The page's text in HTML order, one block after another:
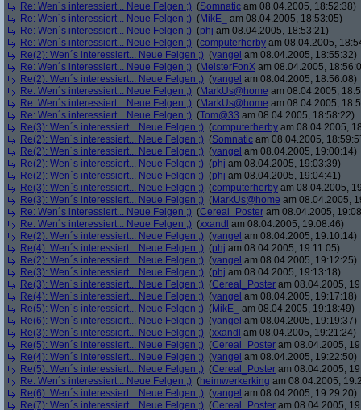
Re: Wen´s interessiert... Neue Felgen ;) (Somnatic am 08.04.2005, 18:52:38)
Re: Wen´s interessiert... Neue Felgen ;) (MikE_
am 08.04.2005, 18:53:05)
Re: Wen´s interessiert... Neue Felgen ;) (phj am 08.04.2005, 18:53:21)
Re: Wen´s interessiert... Neue Felgen ;) (computerherby am 08.04.2005,
Re(2): Wen´s interessiert... Neue Felgen ;) (yangel am 08.04.2005, 18:55:32)
Re: Wen´s interessiert... Neue Felgen ;) (MeisterFonX am 08.04.2005,
Re(2): Wen´s interessiert... Neue Felgen ;) (yangel am 08.04.2005, 18:56:08)
Re: Wen´s interessiert... Neue Felgen ;) (MarkUs@home am 08.04.2005,
Re: Wen´s interessiert... Neue Felgen ;) (MarkUs@home am 08.04.2005,
Re: Wen´s interessiert... Neue Felgen ;) (Tom@33 am 08.04.2005, 18:58:22)
Re(3): Wen´s interessiert... Neue Felgen ;) (computerherby am 08.04.2005,
Re(2): Wen´s interessiert... Neue Felgen ;) (Somnatic am 08.04.2005,
Re(2): Wen´s interessiert... Neue Felgen ;) (yangel am 08.04.2005, 19:00:14)
Re(2): Wen´s interessiert... Neue Felgen ;) (phj am 08.04.2005, 19:03:39)
Re(2): Wen´s interessiert... Neue Felgen ;) (phj am 08.04.2005, 19:04:41)
Re(3): Wen´s interessiert... Neue Felgen ;) (computerherby am 08.04.2005,
Re(3): Wen´s interessiert... Neue Felgen ;) (MarkUs@home am 08.04.2005,
Re: Wen´s interessiert... Neue Felgen ;) (Cereal_Poster am 08.04.2005,
Re: Wen´s interessiert... Neue Felgen ;) (xxandl am 08.04.2005, 19:08:46)
Re(2): Wen´s interessiert... Neue Felgen ;) (yangel am 08.04.2005, 19:10:14)
Re(4): Wen´s interessiert... Neue Felgen ;) (phj am 08.04.2005, 19:11:05)
Re(2): Wen´s interessiert... Neue Felgen ;) (yangel am 08.04.2005, 19:12:25)
Re(3): Wen´s interessiert... Neue Felgen ;) (phj am 08.04.2005, 19:13:18)
Re(3): Wen´s interessiert... Neue Felgen ;) (Cereal_Poster am 08.04.2005,
Re(4): Wen´s interessiert... Neue Felgen ;) (yangel am 08.04.2005, 19:17:18)
Re(5): Wen´s interessiert... Neue Felgen ;) (MikE_
am 08.04.2005, 19:18:49)
Re(6): Wen´s interessiert... Neue Felgen ;) (yangel am 08.04.2005, 19:19:37)
Re(3): Wen´s interessiert... Neue Felgen ;) (xxandl am 08.04.2005, 19:21:24)
Re(5): Wen´s interessiert... Neue Felgen ;) (Cereal_Poster am 08.04.2005,
Re(4): Wen´s interessiert... Neue Felgen ;) (yangel am 08.04.2005, 19:22:50)
Re(5): Wen´s interessiert... Neue Felgen ;) (Cereal_Poster am 08.04.2005,
Re: Wen´s interessiert... Neue Felgen ;) (heimwerkerking am 08.04.2005,
Re(6): Wen´s interessiert... Neue Felgen ;) (yangel am 08.04.2005, 19:29:20)
Re(7): Wen´s interessiert... Neue Felgen ;) (Cereal_Poster am 08.04.2005,